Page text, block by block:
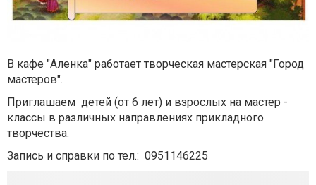
В кафе "Аленка" работает творческая мастерская "Город
мастеров".
Приглашаем детей (от 6 лет) и взрослых на мастер -
классы в различных направлениях прикладного
творчества.
Запись и справки по тел.: 0951146225